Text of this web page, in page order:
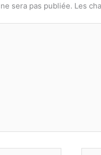
sera pas publiée. Les